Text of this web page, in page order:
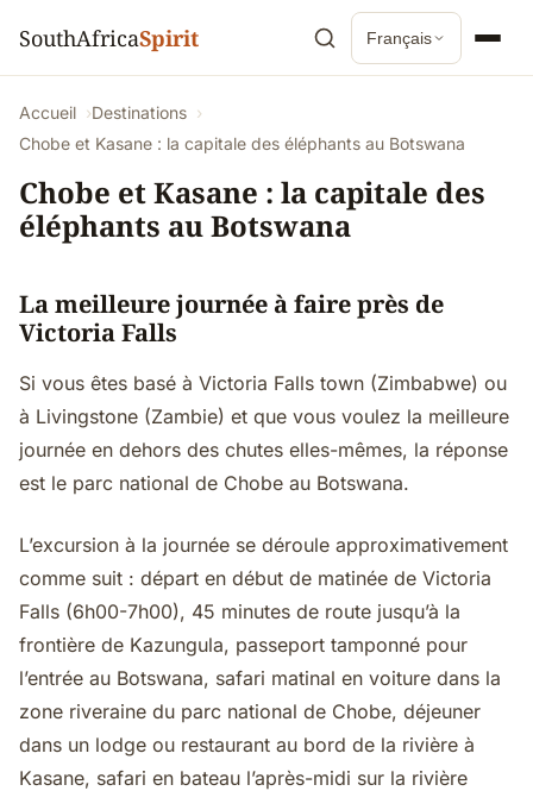
SouthAfricaSpirit Français
Accueil
Destinations
Chobe et Kasane : la capitale des éléphants au Botswana
Chobe et Kasane : la capitale des
éléphants au Botswana
La meilleure journée à faire près de
Victoria Falls
Si vous êtes basé à Victoria Falls town (Zimbabwe) ou
à Livingstone (Zambie) et que vous voulez la meilleure
journée en dehors des chutes elles-mêmes, la réponse
est le parc national de Chobe au Botswana.
L’excursion à la journée se déroule approximativement
comme suit : départ en début de matinée de Victoria
Falls (6h00-7h00), 45 minutes de route jusqu’à la
frontière de Kazungula, passeport tamponné pour
l’entrée au Botswana, safari matinal en voiture dans la
zone riveraine du parc national de Chobe, déjeuner
dans un lodge ou restaurant au bord de la rivière à
Kasane, safari en bateau l’après-midi sur la rivière